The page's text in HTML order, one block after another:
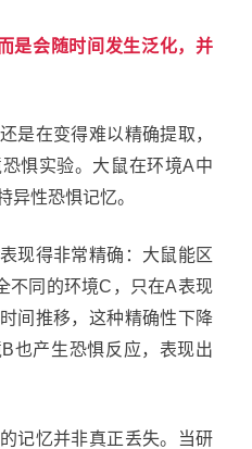
是会随时间发生泛化，并
是在变得难以精确提取，
惧实验。大鼠在环境A中
异性恐惧记忆。
现得非常精确：大鼠能区
不同的环境C，只在A表现
间推移，这种精确性下降
产生恐惧反应，表现出
记忆并非真正丢失。当研